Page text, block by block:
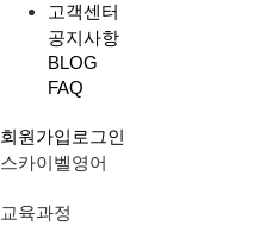
고객센터
공지사항
BLOG
FAQ
회원가입 로그인
스카이벨영어
교육과정